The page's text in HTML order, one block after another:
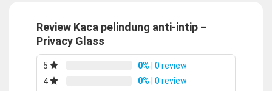
Review Kaca pelindung anti-intip –
Privacy Glass
5 0% | 0 review
4
0% | 0 review